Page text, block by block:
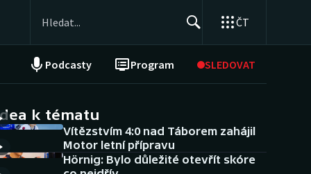
ČT
Podcasty Program SLEDOVAT
NEPŘEHLÉDNĚTE
Historické návraty
Aplikace ČT sport
k tématu
Vítězstvím 4:0 nad Táborem zahájil
Motor letní přípravu
Hörnig: Bylo důležité otevřít skóre